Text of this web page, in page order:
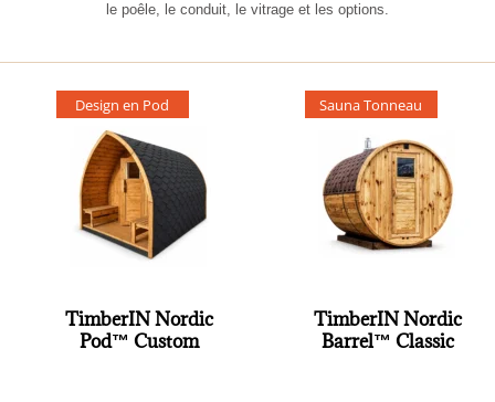
le poêle, le conduit, le vitrage et les options.
Design en Pod
TimberIN Nordic
Pod™ Custom
Sauna Tonneau
TimberIN Nordic
Barrel™ Classic